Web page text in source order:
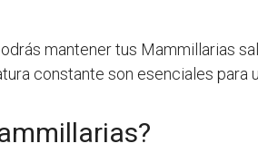
mantener tus Mammillarias
constante son esenciales para